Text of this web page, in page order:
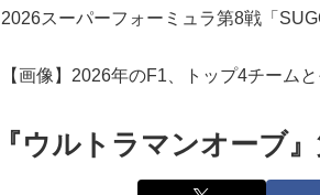
の為替介入再びで海外が大騒ぎ
のは韓国人である理由がこちら…」→
も感謝してるらしい…（ﾌﾞﾙﾌﾞﾙ」＝韓
2026スーパーフォーミュラ第8戦「
【画像】2026年のF1、トップ4チーム
『ウルトラマンオーブ